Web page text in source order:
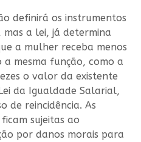
definirá os instrumentos
mas a lei, já determina
a mulher receba menos
mesma função, como a
o valor da existente
da Igualdade Salarial,
de reincidência. As
sujeitas ao
por danos morais para